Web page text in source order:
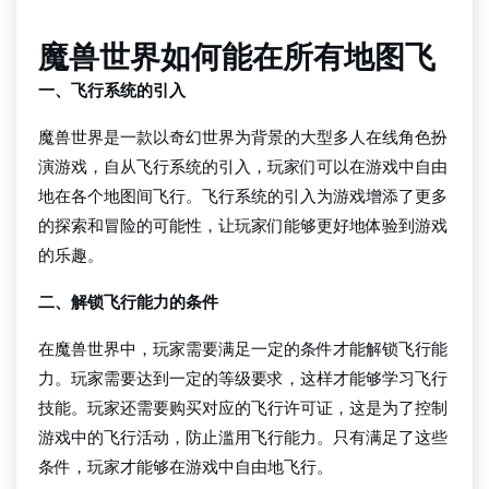
魔兽世界如何能在所有地图飞
一、飞行系统的引入
魔兽世界是一款以奇幻世界为背景的大型多人在线角色扮
演游戏，自从飞行系统的引入，玩家们可以在游戏中自由
地在各个地图间飞行。飞行系统的引入为游戏增添了更多
的探索和冒险的可能性，让玩家们能够更好地体验到游戏
的乐趣。
二、解锁飞行能力的条件
在魔兽世界中，玩家需要满足一定的条件才能解锁飞行能
力。玩家需要达到一定的等级要求，这样才能够学习飞行
技能。玩家还需要购买对应的飞行许可证，这是为了控制
游戏中的飞行活动，防止滥用飞行能力。只有满足了这些
条件，玩家才能够在游戏中自由地飞行。